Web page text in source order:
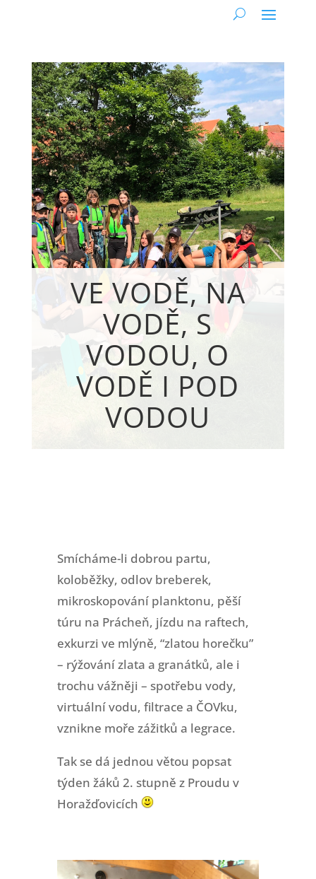
VE VODĚ, NA
VODĚ, S
VODOU, O
VODĚ I POD
VODOU
Smícháme-li dobrou partu,
koloběžky, odlov breberek,
mikroskopování planktonu, pěší
túru na Prácheň, jízdu na raftech,
exkurzi ve mlýně, “zlatou horečku”
– rýžování zlata a granátků, ale i
trochu vážněji – spotřebu vody,
virtuální vodu, filtrace a ČOVku,
vznikne moře zážitků a legrace.
Tak se dá jednou větou popsat
týden žáků 2. stupně z Proudu v
Horažďovicích